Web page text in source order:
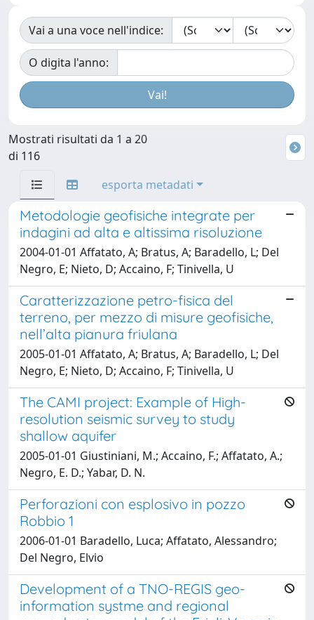
Vai a una voce nell'indice:
O digita l'anno:
Mostrati risultati da 1 a 20
di 116
esporta metadati
Metodologie geofisiche integrate per
indagini ad alta e altissima risoluzione
2004-01-01 Affatato, A; Bratus, A; Baradello, L; Del
Negro, E; Nieto, D; Accaino, F; Tinivella, U
Caratterizzazione petro-fisica del
terreno, per mezzo di misure geofisiche,
nell’alta pianura friulana
2005-01-01 Affatato, A; Bratus, A; Baradello, L; Del
Negro, E; Nieto, D; Accaino, F; Tinivella, U
The CAMI project: Example of High-
resolution seismic survey to study
shallow aquifer
2005-01-01 Giustiniani, M.; Accaino, F.; Affatato, A.;
Negro, E. D.; Yabar, D. N.
Perforazioni con esplosivo in pozzo
Robbio 1
2006-01-01 Baradello, Luca; Affatato, Alessandro;
Del Negro, Elvio
Development of a TNO-REGIS geo-
information systme and regional